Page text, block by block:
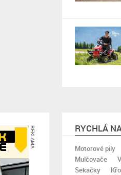
REKLAMA RYCHLÁ
Motorové pily
Mulčovače
Sekačky